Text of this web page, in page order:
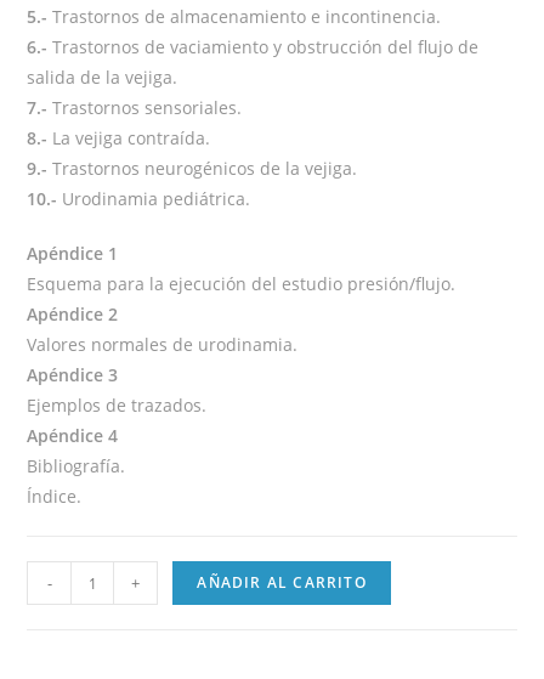
5.- Trastornos de almacenamiento e incontinencia.
6.- Trastornos de vaciamiento y obstrucción del flujo de
salida de la vejiga.
7.- Trastornos sensoriales.
8.- La vejiga contraída.
9.- Trastornos neurogénicos de la vejiga.
10.- Urodinamia pediátrica.
Apéndice 1
Esquema para la ejecución del estudio presión/flujo.
Apéndice 2
Valores normales de urodinamia.
Apéndice 3
Ejemplos de trazados.
Apéndice 4
Bibliografía.
Índice.
- + AÑADIR AL CARRITO